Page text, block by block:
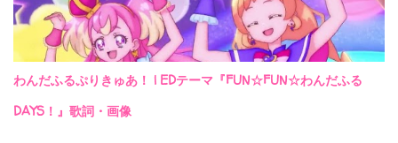
わんだふるぷりきゅあ！ | EDテーマ『FUN☆FUN☆わんだふる
DAYS！』歌詞・画像